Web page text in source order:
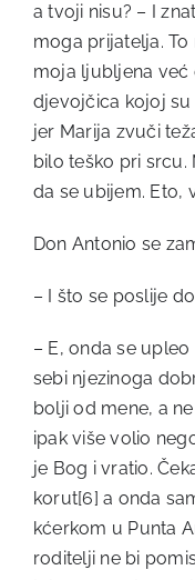
a tvoji nisu? – I
moga prijatelja.
moja ljubljena već
djevojčica kojoj su
jer Marija zvuči
bilo teško pri
da se ubijem. Eto,
Don Antonio se
– I što se poslije
– E, onda se
sebi njezinoga
bolji od mene, a
ipak više volio
je Bog i vratio.
korut[6] a onda
kćerkom u Punta
roditelji ne bi